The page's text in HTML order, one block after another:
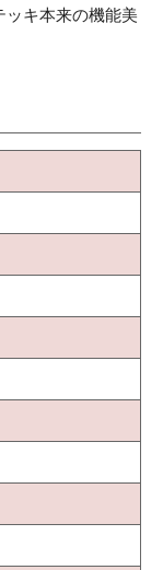
ッキ本来の機能美